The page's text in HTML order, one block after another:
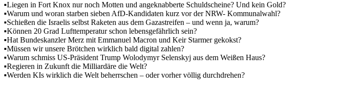
▪️Liegen in Fort Knox nur noch Motten und angeknabberte Schuldscheine? Und kein Gold?
▪️Warum und woran starben sieben AfD-Kandidaten kurz vor der NRW- Kommunalwahl?
▪️Schießen die Israelis selbst Raketen aus dem Gazastreifen – und wenn ja, warum?
▪️Können 20 Grad Lufttemperatur schon lebensgefährlich sein?
▪️Hat Bundeskanzler Merz mit Emmanuel Macron und Keir Starmer gekokst?
▪️Müssen wir unsere Brötchen wirklich bald digital zahlen?
▪️Warum schmiss US-Präsident Trump Wolodymyr Selenskyj aus dem Weißen Haus?
▪️Regieren in Zukunft die Milliardäre die Welt?
▪️Werden KIs wirklich die Welt beherrschen – oder vorher völlig durchdrehen?